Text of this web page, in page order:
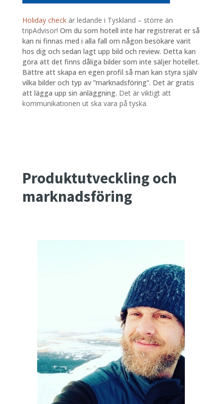
Holiday checkär ledande i Tyskland – större än
tripAdvisor! Om du som hotell inte har registrerat er så
kan ni finnas med i alla fall om någon besökare varit
hos dig och sedan lagt upp bild och review. Detta kan
göra att det finns dåliga bilder som inte säljer hotellet.
Bättre att skapa en egen profil så man kan styra själv
vilka bilder och typ av ”marknadsföring”. Det är gratis
att lägga upp sin anläggning. Det är viktigt att
kommunikationen ut ska vara på tyska.
Produktutveckling och
marknadsföring